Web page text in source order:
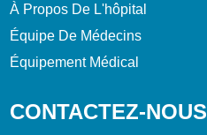
À Propos De L'hôpital
Équipe De Médecins
Équipement Médical
CONTACTEZ-NOUS